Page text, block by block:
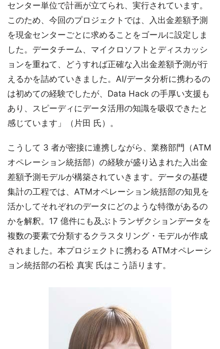
センター単位で計画が立てられ、実行されています。
このため、今回のプロジェクトでは、入出金差額予測
を現金センターごとに求めることをゴールに設定しま
した。データチーム、マイクロソフトとディスカッシ
ョンを重ねて、どうすれば正確な入出金差額予測が行
えるかを詰めていきました。AI/データ分析に携わるの
は初めての経験でしたが、Data Hack の手厚い支援も
あり、スピーディにデータ活用の知識を吸収できたと
感じています」（片田 氏）。
こうして 3 者が密接に連携しながら、業務部門（ATM
オペレーション統括部）の経験が盛り込まれた入出金
差額予測モデルが構築されていきます。データの基礎
集計の工程では、ATMオペレーション統括部の知見を
活かしてそれぞれのデータにどのような特徴があるの
かを解釈。17 億件にも及ぶトランザクションデータを
複数の要素で分類するクラスタリング・モデルが作成
されました。本プロジェクトに携わる ATMオペレーシ
ョン統括部の石松 真実 氏はこう語ります。